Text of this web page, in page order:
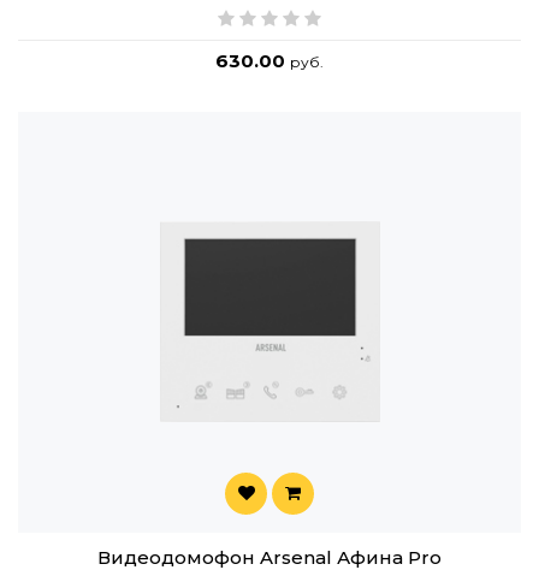
630.00 руб.
Видеодомофон Arsenal Афина Pro